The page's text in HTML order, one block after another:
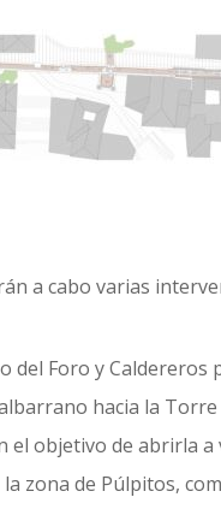
a cabo varias
del Foro y Caldereros
hacia la Torre
el objetivo de abrirla
zona de Púlpitos,